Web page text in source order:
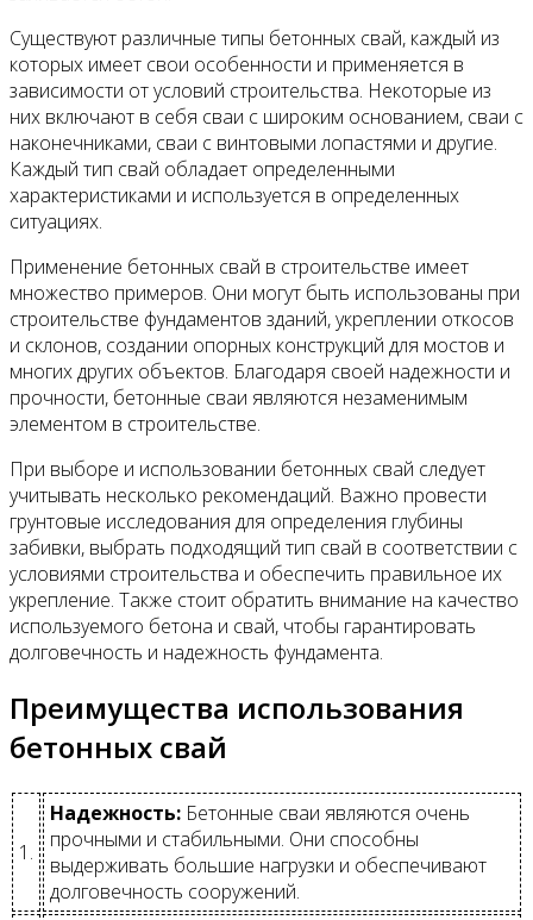
Существуют различные типы бетонных свай, каждый из
которых имеет свои особенности и применяется в
зависимости от условий строительства. Некоторые из
них включают в себя сваи с широким основанием, сваи с
наконечниками, сваи с винтовыми лопастями и другие.
Каждый тип свай обладает определенными
характеристиками и используется в определенных
ситуациях.
Применение бетонных свай в строительстве имеет
множество примеров. Они могут быть использованы при
строительстве фундаментов зданий, укреплении откосов
и склонов, создании опорных конструкций для мостов и
многих других объектов. Благодаря своей надежности и
прочности, бетонные сваи являются незаменимым
элементом в строительстве.
При выборе и использовании бетонных свай следует
учитывать несколько рекомендаций. Важно провести
грунтовые исследования для определения глубины
забивки, выбрать подходящий тип свай в соответствии с
условиями строительства и обеспечить правильное их
укрепление. Также стоит обратить внимание на качество
используемого бетона и свай, чтобы гарантировать
долговечность и надежность фундамента.
Преимущества использования
бетонных свай
1.
Надежность: Бетонные сваи являются очень
прочными и стабильными. Они способны
выдерживать большие нагрузки и обеспечивают
долговечность сооружений.